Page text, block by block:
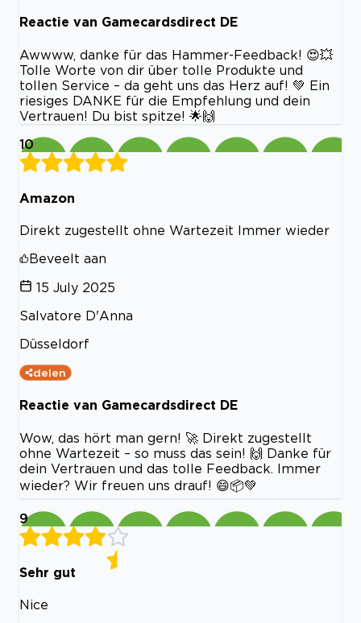
Reactie van Gamecardsdirect DE
Awwww, danke für das Hammer-Feedback! 😍💥
Tolle Worte von dir über tolle Produkte und
tollen Service – da geht uns das Herz auf! 💚 Ein
riesiges DANKE für die Empfehlung und dein
Vertrauen! Du bist spitze! 🌟🙌
10
Amazon
Direkt zugestellt ohne Wartezeit Immer wieder
Beveelt aan
15 July 2025
Salvatore D'Anna
Düsseldorf
delen
Reactie van Gamecardsdirect DE
Wow, das hört man gern! 🚀 Direkt zugestellt
ohne Wartezeit – so muss das sein! 🙌 Danke für
dein Vertrauen und das tolle Feedback. Immer
wieder? Wir freuen uns drauf! 😄📦💚
9
Sehr gut
Nice